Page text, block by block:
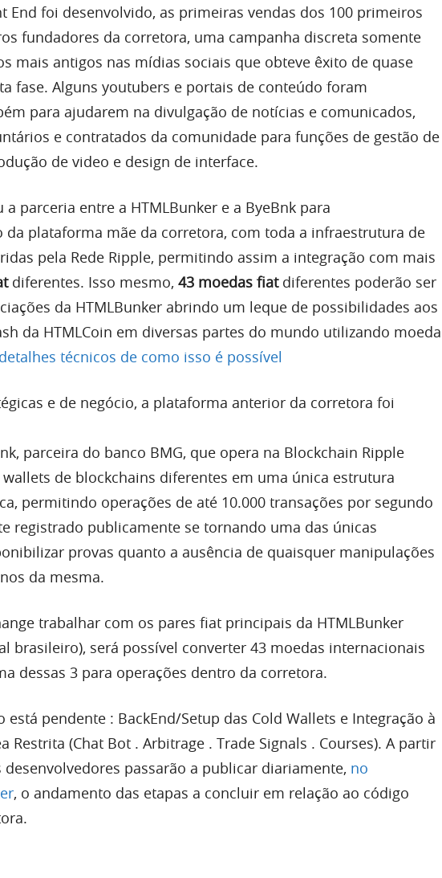
End foi desenvolvido, as primeiras vendas dos 100 primeiros
fundadores da corretora, uma campanha discreta somente
mais antigos nas mídias sociais que obteve êxito de quase
fase. Alguns youtubers e portais de conteúdo foram
para ajudarem na divulgação de notícias e comunicados,
e contratados da comunidade para funções de gestão de
de video e design de interface.
a parceria entre a HTMLBunker e a ByeBnk para
da plataforma mãe da corretora, com toda a infraestrutura de
pela Rede Ripple, permitindo assim a integração com mais
diferentes. Isso mesmo, 43 moedas fiatdiferentes poderão ser
da HTMLBunker abrindo um leque de possibilidades aos
da HTMLCoin em diversas partes do mundo utilizando moeda
técnicos de como isso é possível
e de negócio, a plataforma anterior da corretora foi
parceira do banco BMG, que opera na Blockchain Ripple
de blockchains diferentes em uma única estrutura
permitindo operações de até 10.000 transações por segundo
registrado publicamente se tornando uma das únicas
provas quanto a ausência de quaisquer manipulações
da mesma.
trabalhar com os pares fiat principais da HTMLBunker
brasileiro), será possível converter 43 moedas internacionais
dessas 3 para operações dentro da corretora.
está pendente : BackEnd/Setup das Cold Wallets e Integração à
Restrita (Chat Bot . Arbitrage . Trade Signals . Courses). A partir
desenvolvedores passarão a publicar diariamente, no
, o andamento das etapas a concluir em relação ao código